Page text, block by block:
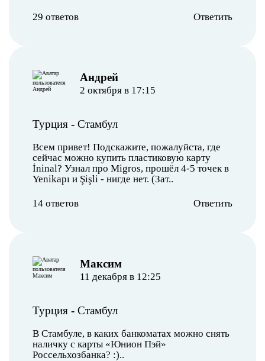
29 ответов Ответить
Андрей
2 октября в 17:15
Турция - Стамбул
Всем привет! Подскажите, пожалуйста, где
сейчас можно купить пластиковую карту
İninal? Узнал про Migros, прошёл 4-5 точек в
Yenikapı и Şişli - нигде нет. (Зат..
14 ответов Ответить
Максим
11 декабря в 12:25
Турция - Стамбул
В Стамбуле, в каких банкоматах можно снять
наличку с карты «Юнион Пэй»
Россельхозбанка? :)..